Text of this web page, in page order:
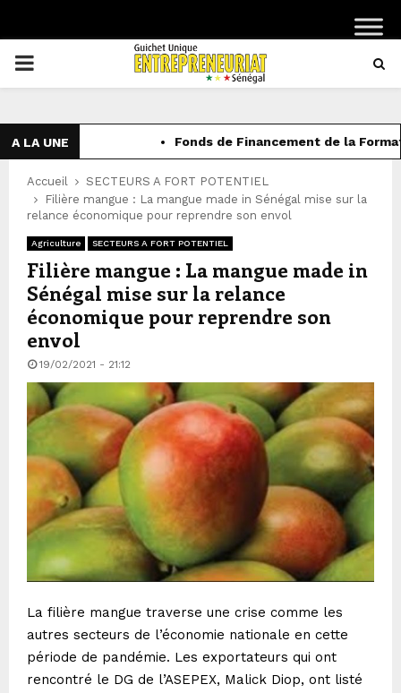
PRIMARY
A LA UNE Fonds de Financement de la
Accueil
SECTEURS A FORT POTENTIEL
Filière mangue : La mangue made in Sénégal mise sur la
relance économique pour reprendre son envol
Agriculture SECTEURS A FORT POTENTIEL
Filière mangue : La mangue made in
Sénégal mise sur la relance
économique pour reprendre son
envol
19/02/2021 - 21:12
La filière mangue traverse une crise comme les
autres secteurs de l’économie nationale en cette
période de pandémie. Les exportateurs qui ont
rencontré le DG de l’ASEPEX, Malick Diop, ont listé